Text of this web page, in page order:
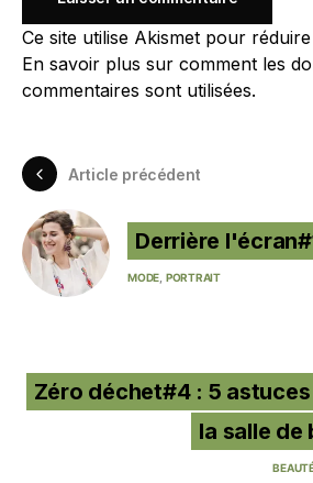
Ce site utilise Akismet pour
En savoir plus sur comment les
commentaires sont utilisées.
Article précédent
Derrière
MODE PORTRAIT
Zéro déchet#4 : 5
la salle de